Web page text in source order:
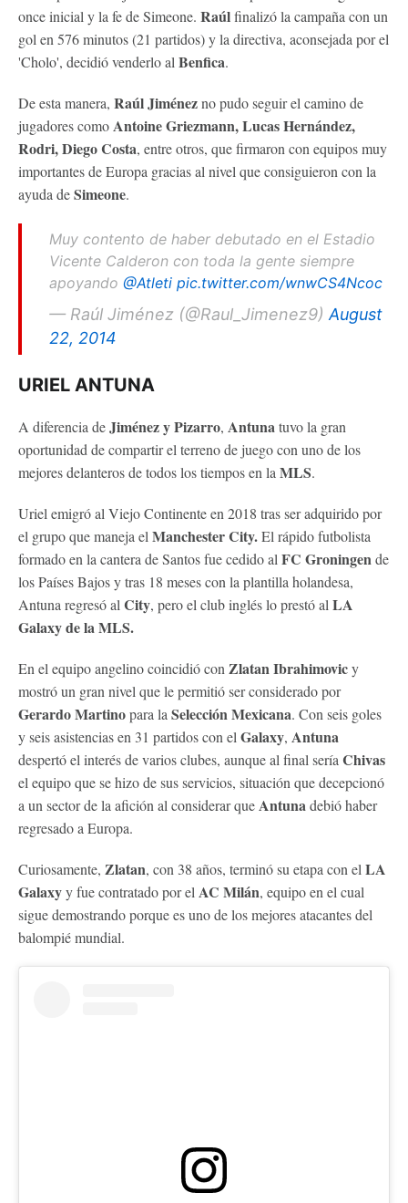
once inicial y la fe de Simeone. Raúlfinalizó la campaña con un
gol en 576 minutos (21 partidos) y la directiva, aconsejada por el
'Cholo', decidió venderlo al Benfica.
De esta manera, Raúl Jiménezno pudo seguir el camino de
jugadores comoAntoine Griezmann, Lucas Hernández,
Rodri, Diego Costa, entre otros, que firmaron con equipos muy
importantes de Europa gracias al nivel que consiguieron con la
ayuda deSimeone.
Muy contento de haber debutado en el Estadio
Vicente Calderon con toda la gente siempre
apoyando @Atleti pic.twitter.com/wnwCS4Ncoc
— Raúl Jiménez (@Raul_Jimenez9) August
22, 2014
URIEL ANTUNA
A diferencia deJiménez y Pizarro, Antunatuvo la gran
oportunidad de compartir el terreno de juego con uno de los
mejores delanteros de todos los tiempos en la MLS.
Uriel emigró al Viejo Continente en 2018 tras ser adquirido por
el grupo que maneja el Manchester City.El rápido futbolista
formado en la cantera de Santos fue cedido al FC Groningende
los Países Bajos y tras 18 meses con la plantilla holandesa,
Antuna regresó al City, pero el club inglés lo prestó al LA
Galaxy de la MLS.
En el equipo angelino coincidió con Zlatan Ibrahimovicy
mostró un gran nivel que le permitió ser considerado por
Gerardo Martinopara la Selección Mexicana. Con seis goles
y seis asistencias en 31 partidos con el Galaxy, Antuna
despertó el interés de varios clubes, aunque al final sería Chivas
el equipo que se hizo de sus servicios, situación que decepcionó
a un sector de la afición al considerar queAntunadebió haber
regresado a Europa.
Curiosamente, Zlatan, con 38 años, terminó su etapa con el LA
Galaxyy fue contratado por el AC Milán, equipo en el cual
sigue demostrando porque es uno de los mejores atacantes del
balompié mundial.